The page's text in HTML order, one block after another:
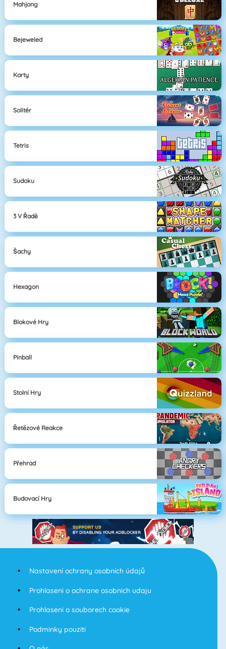
Mahjong
Bejeweled
Karty
Solitér
Tetris
Sudoku
3 V Řadě
Šachy
Hexagon
Blokové Hry
Pinball
Stolní Hry
Řetězové Reakce
Přehrad
Budovací Hry
Nastavení ochrany osobních údajů
Prohlaseni o ochrane osobnich udaju
Prohlaseni o souborech cookie
Podminky pouziti